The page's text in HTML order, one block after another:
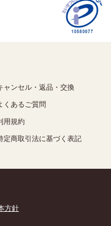
ャンセル・返品・交換
くあるご質問
用規約
定商取引法に基づく表記
方針